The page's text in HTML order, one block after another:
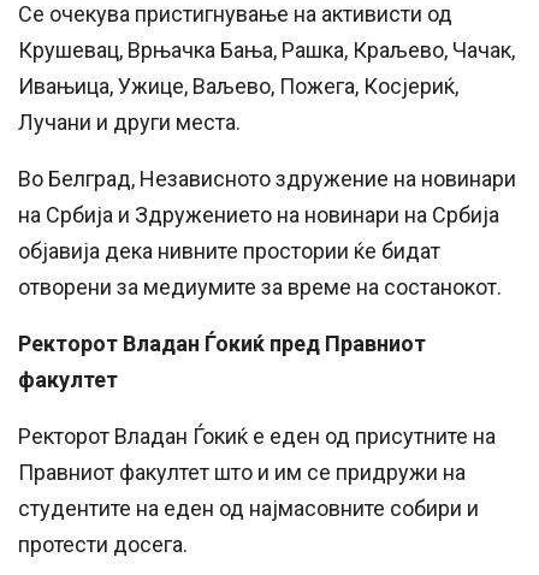
Се очекува пристигнување на активисти од
Крушевац, Врњачка Бања, Рашка, Краљево, Чачак,
Ивањица, Ужице, Ваљево, Пожега, Косјериќ,
Лучани и други места.
Во Белград, Независното здружение на новинари
на Србија и Здружението на новинари на Србија
објавија дека нивните простории ќе бидат
отворени за медиумите за време на состанокот.
Ректорот Владан Ѓокиќ пред Правниот
факултет
Ректорот Владан Ѓокиќ е еден од присутните на
Правниот факултет што и им се придружи на
студентите на еден од најмасовните собири и
протести досега.